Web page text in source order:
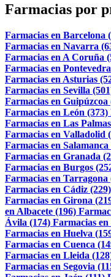
Farmacias por
Farmacias en Barcelona
Farmacias en Navarra
Farmacias en A Coruña
Farmacias en
Farmacias en Asturias
Farmacias en Sevilla
Farmacias en Guipúzcoa
Farmacias en León (373)
Farmacias en Las
Farmacias en Valladolid
Farmacias en Salamanca
Farmacias en Granada
Farmacias en Burgos
Farmacias en Tarragona
Farmacias en Cádiz (229)
Farmacias en Girona
en Albacete (196)
Ávila (174) Farmacias en
Farmacias en Huelva
Farmacias en Cuenca
Farmacias en Lleida
Farmacias en Segovia